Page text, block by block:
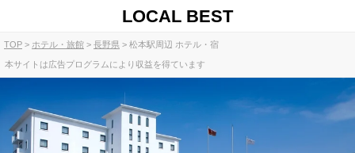
LOCAL BEST
TOP ホテル・旅館 長野県 松本駅周辺 ホテル・宿
本サイトは広告プログラムにより収益を得ています